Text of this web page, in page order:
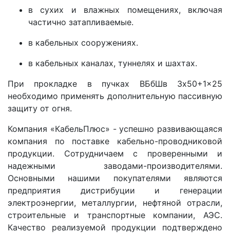
в сухих и влажных помещениях, включая
частично затапливаемые.
в кабельных сооружениях.
в кабельных каналах, туннелях и шахтах.
При прокладке в пучках ВБбШв 3x50+1x25
необходимо применять дополнительную пассивную
защиту от огня.
Компания «КабельПлюс» - успешно развивающаяся
компания по поставке кабельно-проводниковой
продукции. Сотрудничаем с проверенными и
надежными заводами-производителями.
Основными нашими покупателями являются
предприятия дистрибуции и генерации
электроэнергии, металлургии, нефтяной отрасли,
строительные и транспортные компании, АЭС.
Качество реализуемой продукции подтверждено